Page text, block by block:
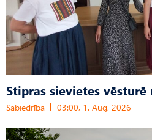
Stipras sievietes vēsturē
Sabiedrība 03:00, 1. Aug, 2026